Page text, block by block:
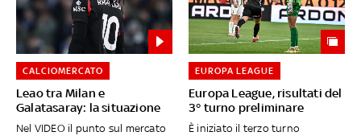
Leao tra Milan e
Galatasaray: la situazione
CALCIOMERCATO
Nel VIDEO il punto sul mercato
Europa League, risultati del
3° turno preliminare
EUROPA LEAGUE
È iniziato il terzo turno